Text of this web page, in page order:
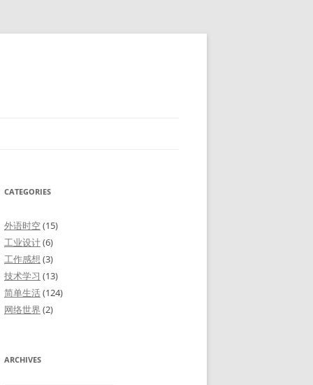
CATEGORIES
外语时空(15)
工业设计(6)
工作感想 (3)
技术学习 (13)
简单生活(124)
网络世界 (2)
ARCHIVES